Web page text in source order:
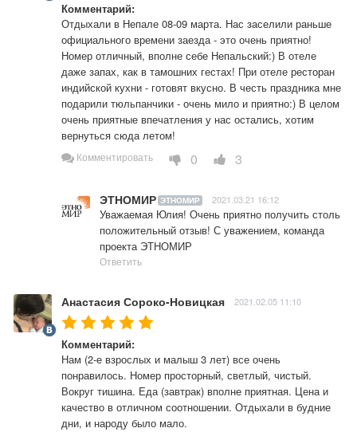
Комментарий:
Отдыхали в Непале 08-09 марта. Нас заселили раньше
официального времени заезда - это очень приятно!
Номер отличный, вполне себе Непальский:) В отеле
даже запах, как в тамошних гестах! При отеле ресторан
индийской кухни - готовят вкусно. В честь праздника мне
подарили тюльпанчики - очень мило и приятно:) В целом
очень приятные впечатления у нас остались, хотим
вернуться сюда летом!
Комментировать 0 3
ЭТНОМИР ЭТНОМИР 2021.03.21 16:12
Уважаемая Юлия! Очень приятно получить столь
положительный отзыв! С уважением, команда
проекта ЭТНОМИР
Ответить
Анастасия Сороко-Новицкая 2021.02.05 11:10
Комментарий:
Нам (2-е взрослых и малыш 3 лет) все очень
понравилось. Номер просторный, светлый, чистый.
Вокруг тишина. Еда (завтрак) вполне приятная. Цена и
качество в отличном соотношении. Отдыхали в будние
дни, и народу было мало.